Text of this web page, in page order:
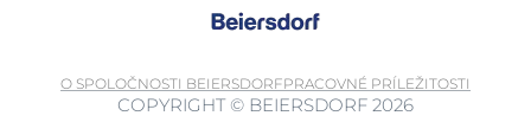
O SPOLOČNOSTI BEIERSDORFPRACOVNÉ PRÍLEŽITOSTI
COPYRIGHT © BEIERSDORF 2026